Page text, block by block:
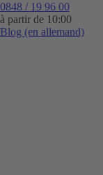
0848 / 19 96 00
à partir de 10:00
Blog (en allemand)